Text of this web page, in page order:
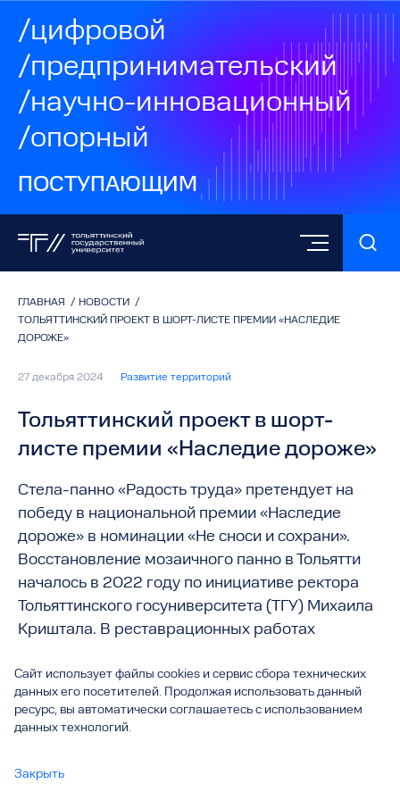
/цифровой
/предпринимательский
/научно-инновационный
/опорный
ПОСТУПАЮЩИМ
ГЛАВНАЯ / НОВОСТИ /
ТОЛЬЯТТИНСКИЙ ПРОЕКТ В ШОРТ-ЛИСТЕ ПРЕМИИ «НАСЛЕДИЕ
ДОРОЖЕ»
27 декабря 2024 Развитие территорий
Тольяттинский проект в шорт-
листе премии «Наследие дороже»
Стела-панно «Радость труда» претендует на
победу в национальной премии «Наследие
дороже» в номинации «Не сноси и сохрани».
Восстановление мозаичного панно в Тольятти
началось в 2022 году по инициативе ректора
Тольяттинского госуниверситета (ТГУ) Михаила
Криштала. В реставрационных работах
центра урбанистики ТГУ. Обновлённый арт-
объект был открыт в сентябре 2023 года.
Сайт использует файлы cookies и сервис сбора технических
данных его посетителей. Продолжая использовать данный
ресурс, вы автоматически соглашаетесь с использованием
данных технологий.
Закрыть